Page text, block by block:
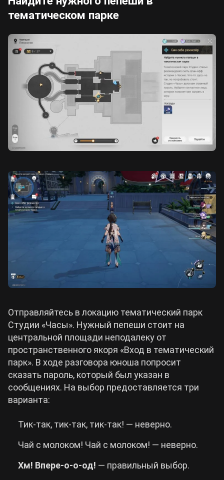
тематическом парке
Отправляйтесь в локацию тематический парк
Студии «Часы». Нужный пепеши стоит на
центральной площади неподалеку от
пространственного якоря «Вход в тематический
парк». В ходе разговора юноша попросит
сказать пароль, который был указан в
сообщениях. На выбор предоставляется три
варианта:
Тик-так, тик-так, тик-так! — неверно.
Чай с молоком! Чай с молоком! — неверно.
Хм! Впере-о-о-од! — правильный выбор.